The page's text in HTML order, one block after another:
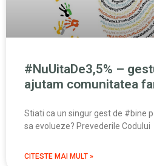
#NuUitaDe3,5% –
ajutam comunitatea
Stiati ca un singur gest de #bine
sa evolueze? Prevederile Codului
CITESTE MAI MULT »